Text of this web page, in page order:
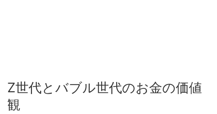
Z世代とバブル世代のお金の価値
観